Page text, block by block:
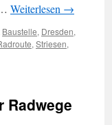
Weiterlesen →
Baustelle, Dresden,
, Striesen,
Radwege